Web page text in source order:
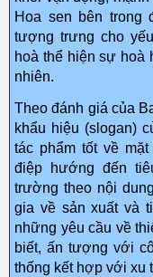
Hoa sen bên trong
tượng trưng cho
hoà thể hiện sự hoà
nhiên.
Theo đánh giá của
khẩu hiệu (slogan)
tác phẩm tốt về
điệp hướng đến
trường theo nội
gia về sản xuất và
những yêu cầu về
biết, ấn tượng với
thống kết hợp với xu